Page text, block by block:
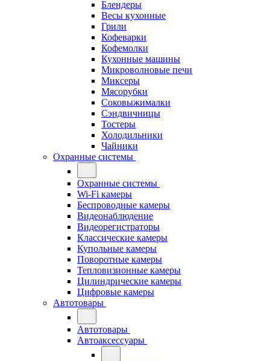
Блендеры
Весы кухонные
Грили
Кофеварки
Кофемолки
Кухонные машины
Микроволновые печи
Миксеры
Мясорубки
Соковыжималки
Сэндвичницы
Тостеры
Холодильники
Чайники
Охранные системы
Охранные системы
Wi-Fi камеры
Беспроводные камеры
Видеонаблюдение
Видеорегистраторы
Классические камеры
Купольные камеры
Поворотные камеры
Тепловизионные камеры
Цилиндрические камеры
Цифровые камеры
Автотовары
Автотовары
Автоаксессуары